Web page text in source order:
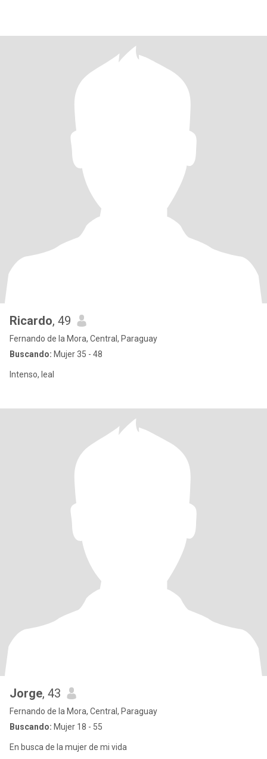
Ricardo, 49
Fernando de la Mora, Central, Paraguay
Buscando: Mujer 35 - 48
Intenso, leal
Jorge, 43
Fernando de la Mora, Central, Paraguay
Buscando: Mujer 18 - 55
En busca de la mujer de mi vida